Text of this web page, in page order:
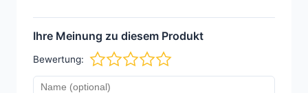
Ihre Meinung zu diesem Produkt
Bewertung: